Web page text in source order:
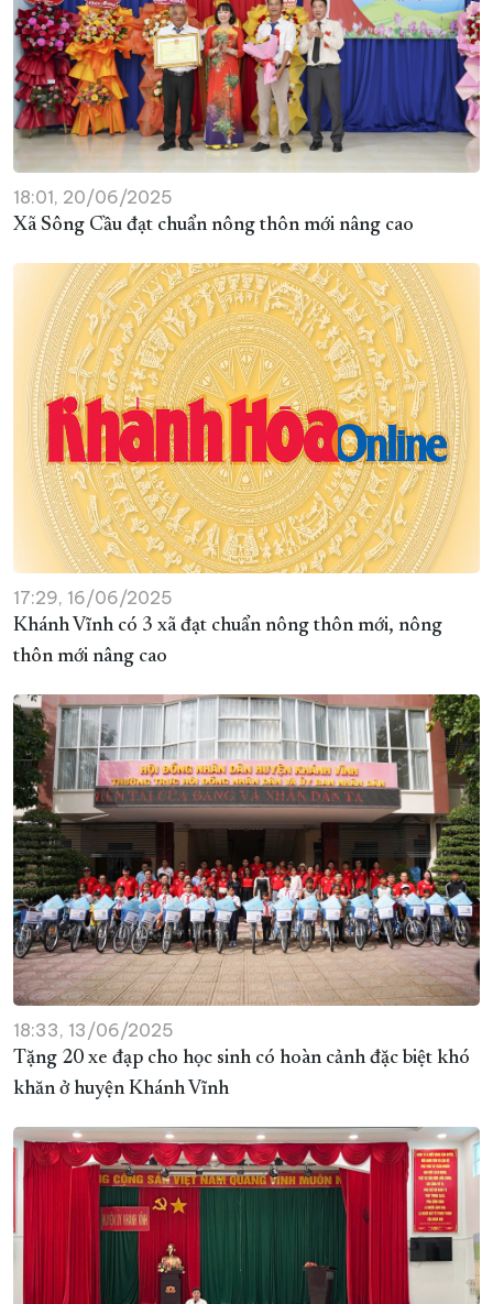
18:01, 20/06/2025
Xã Sông Cầu đạt chuẩn nông thôn mới nâng cao
17:29, 16/06/2025
Khánh Vĩnh có 3 xã đạt chuẩn nông thôn mới, nông
thôn mới nâng cao
18:33, 13/06/2025
Tặng 20 xe đạp cho học sinh có hoàn cảnh đặc biệt khó
khăn ở huyện Khánh Vĩnh